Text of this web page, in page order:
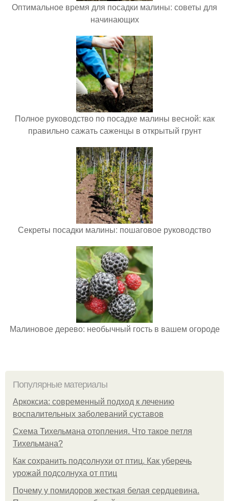
Оптимальное время для посадки малины: советы для
начинающих
Полное руководство по посадке малины весной: как
правильно сажать саженцы в открытый грунт
Секреты посадки малины: пошаговое руководство
Малиновое дерево: необычный гость в вашем огороде
Популярные материалы
Аркоксиа: современный подход к лечению
воспалительных заболеваний суставов
Схема Тихельмана отопления. Что такое петля
Тихельмана?
Как сохранить подсолнухи от птиц. Как уберечь
урожай подсолнуха от птиц
Почему у помидоров жесткая белая сердцевина.